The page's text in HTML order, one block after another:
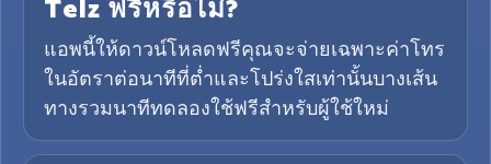
Telz ฟรีหรือไม่?
แอพนี้ให้ดาวน์โหลดฟรีคุณจะจ่ายเฉพาะค่าโทร
ในอัตราต่อนาทีที่ต่ำและโปร่งใสเท่านั้นบางเส้น
ทางรวมนาทีทดลองใช้ฟรีสำหรับผู้ใช้ใหม่